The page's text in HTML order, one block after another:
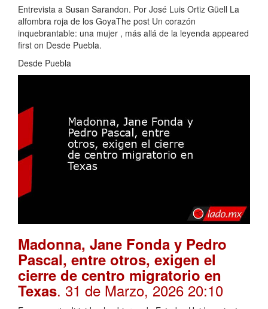
Entrevista a Susan Sarandon. Por José Luis Ortiz Güell La
alfombra roja de los GoyaThe post Un corazón
inquebrantable: una mujer , más allá de la leyenda appeared
first on Desde Puebla.
Desde Puebla
Madonna, Jane Fonda y Pedro
Pascal, entre otros, exigen el
cierre de centro migratorio en
Texas. 31 de Marzo, 2026 20:10